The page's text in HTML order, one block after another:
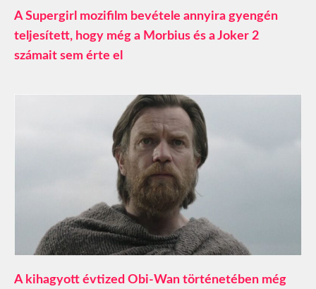
A Supergirl mozifilm bevétele annyira gyengén
teljesített, hogy még a Morbius és a Joker 2
számait sem érte el
A kihagyott évtized Obi-Wan történetében még